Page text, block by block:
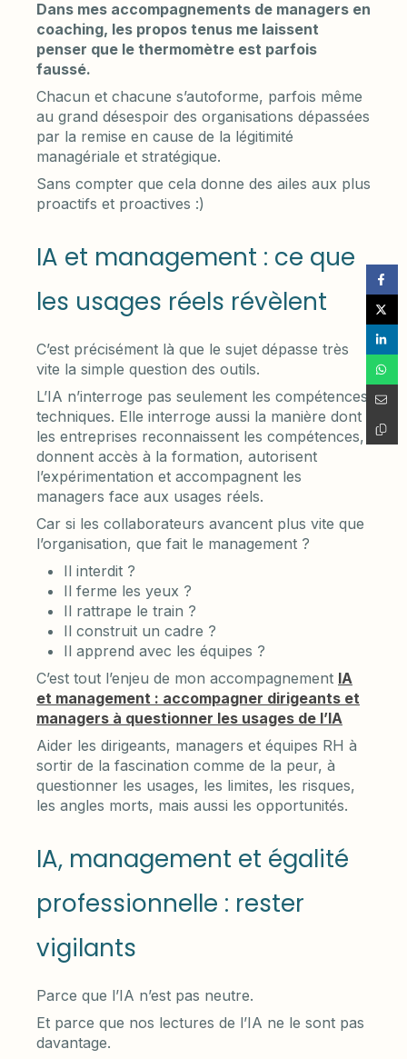
Dans mes accompagnements de managers en
coaching, les propos tenus me laissent
penser que le thermomètre est parfois
faussé.
Chacun et chacune s’autoforme, parfois même
au grand désespoir des organisations dépassées
par la remise en cause de la légitimité
managériale et stratégique.
Sans compter que cela donne des ailes aux plus
proactifs et proactives :)
IA et management : ce que
les usages réels révèlent
C’est précisément là que le sujet dépasse très
vite la simple question des outils.
L’IA n’interroge pas seulement les compétences
techniques. Elle interroge aussi la manière dont
les entreprises reconnaissent les compétences,
donnent accès à la formation, autorisent
l’expérimentation et accompagnent les
managers face aux usages réels.
Car si les collaborateurs avancent plus vite que
l’organisation, que fait le management ?
Il interdit ?
Il ferme les yeux ?
Il rattrape le train ?
Il construit un cadre ?
Il apprend avec les équipes ?
C’est tout l’enjeu de mon accompagnement IA
et management : accompagner dirigeants et
managers à questionner les usages de l’IA
Aider les dirigeants, managers et équipes RH à
sortir de la fascination comme de la peur, à
questionner les usages, les limites, les risques,
les angles morts, mais aussi les opportunités.
IA, management et égalité
professionnelle : rester
vigilants
Parce que l’IA n’est pas neutre.
Et parce que nos lectures de l’IA ne le sont pas
davantage.